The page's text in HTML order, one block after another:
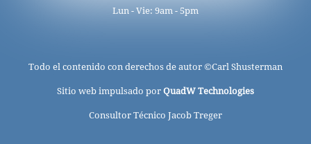
Lun - Vie: 9am - 5pm
Todo el contenido con derechos de autor ©Carl Shusterman
Sitio web impulsado por QuadW Technologies
Consultor Técnico Jacob Treger